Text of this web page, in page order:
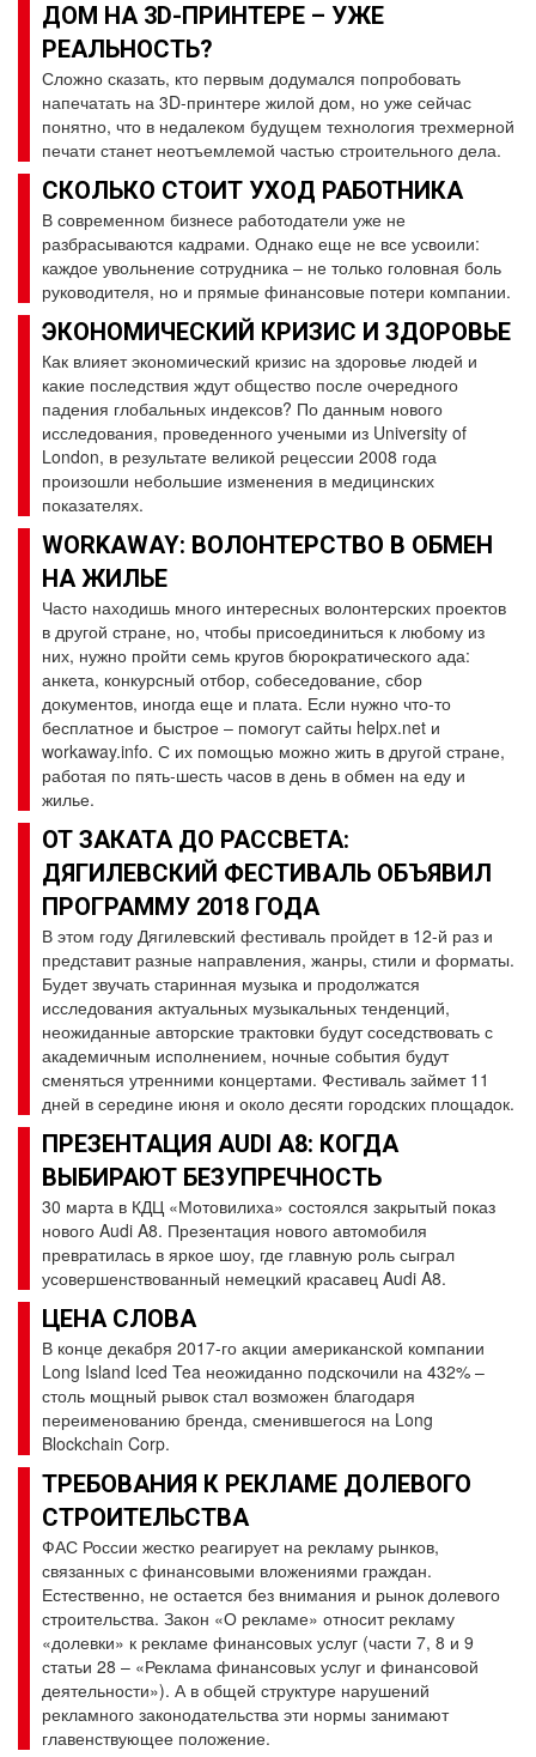
ДОМ НА 3D-ПРИНТЕРЕ – УЖЕ
РЕАЛЬНОСТЬ?
Сложно сказать, кто первым додумался попробовать
напечатать на 3D-принтере жилой дом, но уже сейчас
понятно, что в недалеком будущем технология трехмерной
печати станет неотъемлемой частью строительного дела.
СКОЛЬКО СТОИТ УХОД РАБОТНИКА
В современном бизнесе работодатели уже не
разбрасываются кадрами. Однако еще не все усвоили:
каждое увольнение сотрудника – не только головная боль
руководителя, но и прямые финансовые потери компании.
ЭКОНОМИЧЕСКИЙ КРИЗИС И ЗДОРОВЬЕ
Как влияет экономический кризис на здоровье людей и
какие последствия ждут общество после очередного
падения глобальных индексов? По данным нового
исследования, проведенного учеными из University of
London, в результате великой рецессии 2008 года
произошли небольшие изменения в медицинских
показателях.
WORKAWAY: ВОЛОНТЕРСТВО В ОБМЕН
НА ЖИЛЬЕ
Часто находишь много интересных волонтерских проектов
в другой стране, но, чтобы присоединиться к любому из
них, нужно пройти семь кругов бюрократического ада:
анкета, конкурсный отбор, собеседование, сбор
документов, иногда еще и плата. Если нужно что-то
бесплатное и быстрое – помогут сайты helpx.net и
workaway.info. С их помощью можно жить в другой стране,
работая по пять-шесть часов в день в обмен на еду и
жилье.
ОТ ЗАКАТА ДО РАССВЕТА:
ДЯГИЛЕВСКИЙ ФЕСТИВАЛЬ ОБЪЯВИЛ
ПРОГРАММУ 2018 ГОДА
В этом году Дягилевский фестиваль пройдет в 12-й раз и
представит разные направления, жанры, стили и форматы.
Будет звучать старинная музыка и продолжатся
исследования актуальных музыкальных тенденций,
неожиданные авторские трактовки будут соседствовать с
академичным исполнением, ночные события будут
сменяться утренними концертами. Фестиваль займет 11
дней в середине июня и около десяти городских площадок.
ПРЕЗЕНТАЦИЯ AUDI A8: КОГДА
ВЫБИРАЮТ БЕЗУПРЕЧНОСТЬ
30 марта в КДЦ «Мотовилиха» состоялся закрытый показ
нового Audi A8. Презентация нового автомобиля
превратилась в яркое шоу, где главную роль сыграл
усовершенствованный немецкий красавец Audi A8.
ЦЕНА СЛОВА
В конце декабря 2017-го акции американской компании
Long Island Iced Tea неожиданно подскочили на 432% –
столь мощный рывок стал возможен благодаря
переименованию бренда, сменившегося на Long
Blockchain Corp.
ТРЕБОВАНИЯ К РЕКЛАМЕ ДОЛЕВОГО
СТРОИТЕЛЬСТВА
ФАС России жестко реагирует на рекламу рынков,
связанных с финансовыми вложениями граждан.
Естественно, не остается без внимания и рынок долевого
строительства. Закон «О рекламе» относит рекламу
«долевки» к рекламе финансовых услуг (части 7, 8 и 9
статьи 28 – «Реклама финансовых услуг и финансовой
деятельности»). А в общей структуре нарушений
рекламного законодательства эти нормы занимают
главенствующее положение.